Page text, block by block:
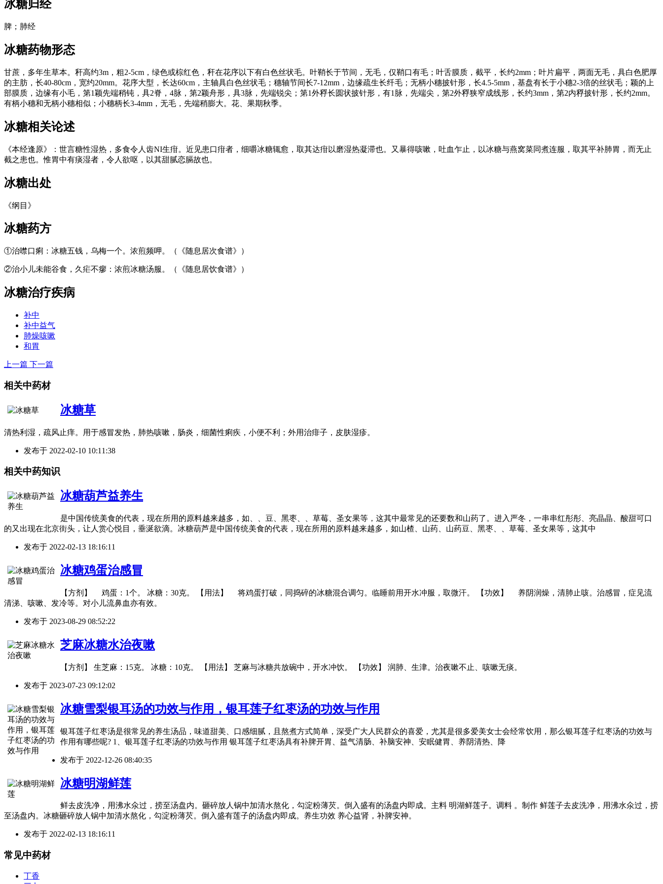
冰糖归经
脾；肺经
冰糖药物形态
甘蔗，多年生草本。秆高约3m，粗2-5cm，绿色或棕红色，秆在花序以下有白色丝状毛。叶鞘长于节间，无毛，仅鞘口有毛；叶舌膜质，截平，长约2mm；叶片扁平，两面无毛，具白色肥厚
的主肪，长40-80cm，宽约20mm。花序大型，长达60cm，主轴具白色丝状毛；穗轴节间长7-12mm，边缘疏生长纤毛；无柄小穗披针形，长4.5-5mm，基盘有长于小穗2-3倍的丝状毛；颖的上
部膜质，边缘有小毛，第1颖先端稍钝，具2脊，4脉，第2颖舟形，具3脉，先端锐尖；第1外稃长圆状披针形，有1脉，先端尖，第2外稃狭窄成线形，长约3mm，第2内稃披针形，长约2mm。
有柄小穗和无柄小穗相似；小穗柄长3-4mm，无毛，先端稍膨大。花、果期秋季。
冰糖相关论述
《本经逢原》：世言糖性湿热，多食令人齿NI生疳。近见患口疳者，细嚼冰糖辄愈，取其达疳以磨湿热凝滞也。又暴得咳嗽，吐血乍止，以冰糖与燕窝菜同煮连服，取其平补肺胃，而无止
截之患也。惟胃中有痰湿者，令人欲呕，以其甜腻恋膈故也。
冰糖出处
《纲目》
冰糖药方
①治噤口痢：冰糖五钱，乌梅一个。浓煎频呷。（《随息居次食谱》）
②治小儿未能谷食，久疟不瘳：浓煎冰糖汤服。（《随息居饮食谱》）
冰糖治疗疾病
补中
补中益气
肺燥咳嗽
和胃
上一篇 下一篇
相关中药材
冰糖草
清热利湿，疏风止痒。用于感冒发热，肺热咳嗽，肠炎，细菌性痢疾，小便不利；外用治痱子，皮肤湿疹。
发布于 2022-02-10 10:11:38
相关中药知识
冰糖葫芦益养生
是中国传统美食的代表，现在所用的原料越来越多，如、、豆、黑枣、、草莓、圣女果等，这其中最常见的还要数和山药了。进入严冬，一串串红彤彤、亮晶晶、酸甜可口
的又出现在北京街头，让人赏心悦目，垂涎欲滴。冰糖葫芦是中国传统美食的代表，现在所用的原料越来越多，如山楂、山药、山药豆、黑枣、、草莓、圣女果等，这其中
发布于 2022-02-13 18:16:11
冰糖鸡蛋治感冒
【方剂】 鸡蛋：1个。 冰糖：30克。 【用法】 将鸡蛋打破，同捣碎的冰糖混合调匀。临睡前用开水冲服，取微汗。 【功效】 养阴润燥，清肺止咳。治感冒，症见流
清涕、咳嗽、发冷等。对小儿流鼻血亦有效。
发布于 2023-08-29 08:52:22
芝麻冰糖水治夜嗽
【方剂】 生芝麻：15克。 冰糖：10克。 【用法】 芝麻与冰糖共放碗中，开水冲饮。 【功效】 润肺、生津。治夜嗽不止、咳嗽无痰。
发布于 2023-07-23 09:12:02
冰糖雪梨银耳汤的功效与作用，银耳莲子红枣汤的功效与作用
银耳莲子红枣汤是很常见的养生汤品，味道甜美、口感细腻，且熬煮方式简单，深受广大人民群众的喜爱，尤其是很多爱美女士会经常饮用，那么银耳莲子红枣汤的功效与
作用有哪些呢? 1、银耳莲子红枣汤的功效与作用 银耳莲子红枣汤具有补脾开胃、益气清肠、补脑安神、安眠健胃、养阴清热、降
发布于 2022-12-26 08:40:35
冰糖明湖鲜莲
鲜去皮洗净，用沸水氽过，捞至汤盘内。砸碎放人锅中加清水熬化，勾淀粉薄芡。倒入盛有的汤盘内即成。主料 明湖鲜莲子。调料 。制作 鲜莲子去皮洗净，用沸水氽过，捞
至汤盘内。冰糖砸碎放人锅中加清水熬化，勾淀粉薄芡。倒入盛有莲子的汤盘内即成。养生功效 养心益肾，补脾安神。
发布于 2022-02-13 18:16:11
常见中药材
丁香